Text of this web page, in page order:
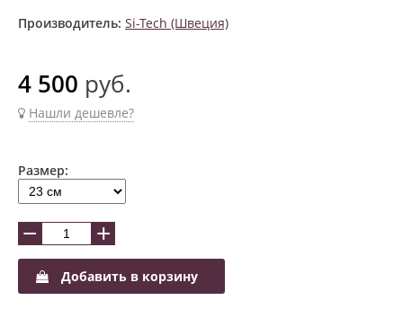
Производитель: Si-Tech (Швеция)
4 500 руб.
Нашли дешевле?
Размер:
− +
Добавить в корзину